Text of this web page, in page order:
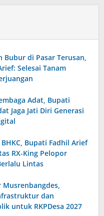
Bubur di Pasar Terusan,
Selesai Tanam
Adat, Bupati
Jaga Jati Diri Generasi
Bupati Fadhil Arief
RX-King Pelopor
Lintas
Musrenbangdes,
dan
untuk RKPDesa 2027